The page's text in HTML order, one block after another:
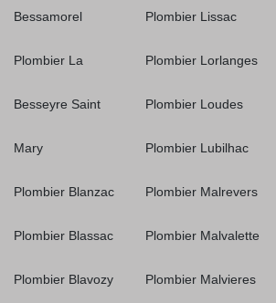
Bessamorel
Plombier La
Besseyre Saint
Mary
Plombier Blanzac
Plombier Blassac
Plombier Blavozy
Plombier Lissac
Plombier Lorlanges
Plombier Loudes
Plombier Lubilhac
Plombier Malrevers
Plombier Malvalette
Plombier Malvieres